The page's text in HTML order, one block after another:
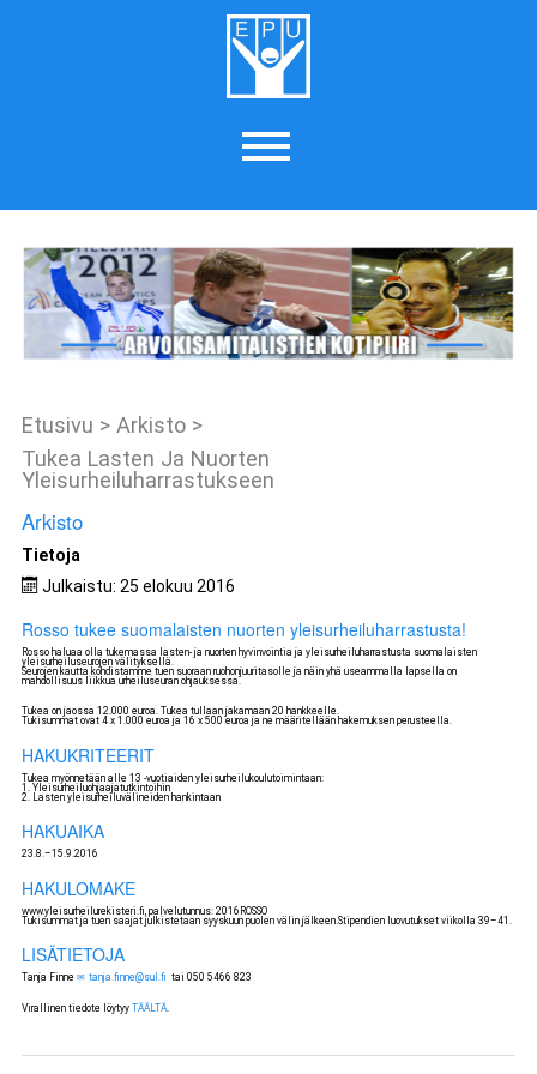
Etusivu > Arkisto >
Tukea Lasten Ja Nuorten
Yleisurheiluharrastukseen
Arkisto
Tietoja
Julkaistu: 25 elokuu 2016
Rosso tukee suomalaisten nuorten yleisurheiluharrastusta!
Rosso haluaa olla tukemassa lasten- ja nuorten hyvinvointia ja yleisurheiluharrastusta suomalaisten
yleisurheiluseurojen välityksellä.
Seurojen kautta kohdistamme tuen suoraan ruohonjuuritasolle ja näin yhä useammalla lapsella on
mahdollisuus liikkua urheiluseuran ohjauksessa.
Tukea on jaossa 12.000 euroa. Tukea tullaan jakamaan 20 hankkeelle.
Tukisummat ovat 4 x 1.000 euroa ja 16 x 500 euroa ja ne määritellään hakemuksen perusteella.
HAKUKRITEERIT
Tukea myönnetään alle 13 -vuotiaiden yleisurheilukoulutoimintaan:
1. Yleisurheiluohjaajatutkintoihin
2. Lasten yleisurheiluvälineiden hankintaan
HAKUAIKA
23.8.–15.9.2016
HAKULOMAKE
www.yleisurheilurekisteri.fi, palvelutunnus: 2016ROSSO
Tukisummat ja tuen saajat julkistetaan syyskuun puolen välin jälkeen.Stipendien luovutukset viikolla 39–41.
LISÄTIETOJA
Tanja Finne tanja.finne@sul.fi tai 050 5466 823
Virallinen tiedote löytyyTÄÄLTÄ